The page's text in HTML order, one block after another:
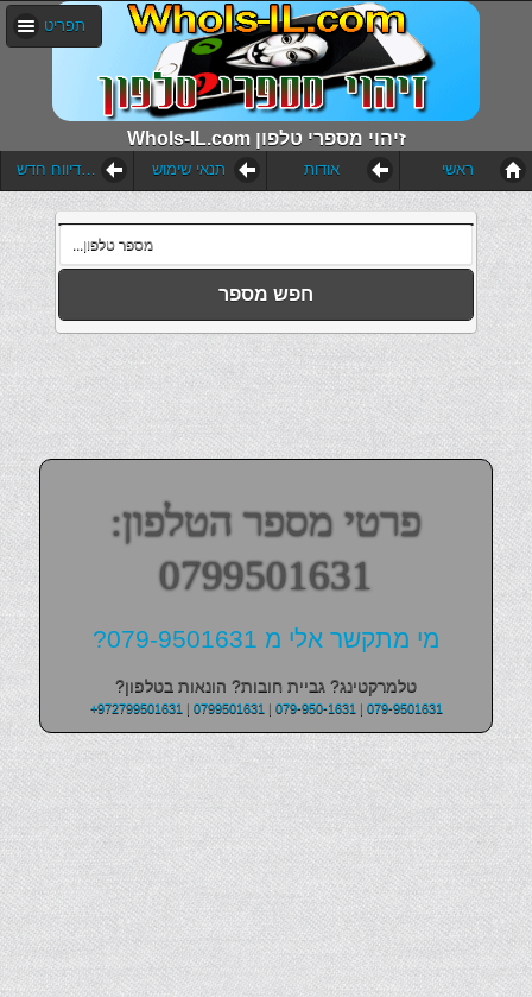
WhoIs-IL.com זיהוי מספרי טלפון
תפריט
הוסף דיווח חדש תנאי שימוש אודות ראשי
חפש מספר
פרטי מספר הטלפון:
0799501631
מי מתקשר אלי מ 079-9501631?
טלמרקטינג? גביית חובות? הונאות בטלפון?
+972799501631| 0799501631| 079-950-1631| 079-9501631